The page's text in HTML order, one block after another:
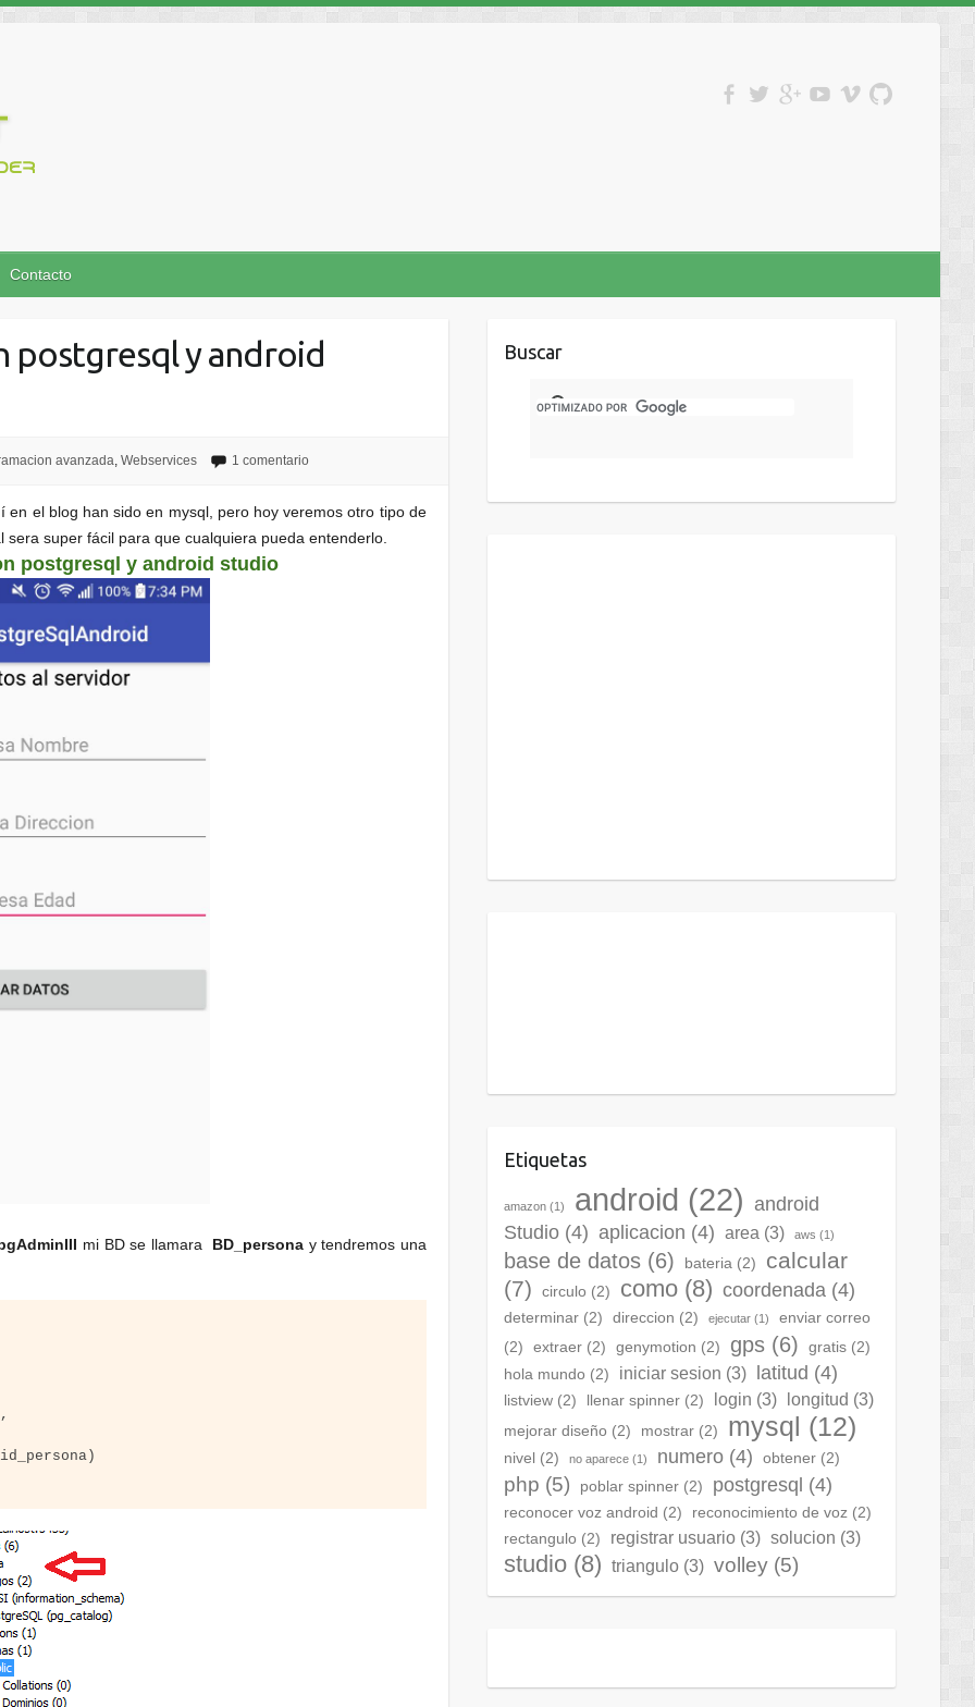
Contacto
postgresql y android
avanzada, Webservices 1 comentario
el blog han sido en mysql, pero hoy veremos otro tipo de
super fácil para que cualquiera pueda entenderlo.
postgresql y android studio
mi BD se llamara BD_persona y tendremos una
,
id_persona )
Buscar
Etiquetas
amazon (1) android (22) android
Studio (4) aplicacion (4) area (3) aws (1)
base de datos (6) bateria (2)
calcular
(7)
circulo (2) como (8) coordenada (4)
determinar (2) direccion (2) ejecutar (1)
enviar correo
(2)
extraer (2) genymotion (2) gps (6) gratis (2)
hola mundo (2) iniciar sesion (3) latitud (4)
listview (2) llenar spinner (2) login (3) longitud (3)
mejorar diseño (2) mostrar (2) mysql (12)
nivel (2) no aparece (1) numero (4) obtener (2)
php (5) poblar spinner (2) postgresql (4)
reconocer voz android (2) reconocimiento de voz (2)
rectangulo (2) registrar usuario (3) solucion (3)
studio (8) triangulo (3) volley (5)